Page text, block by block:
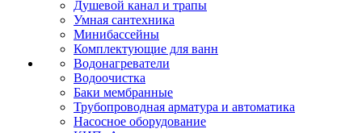
Душевой канал и трапы
Умная сантехника
Минибассейны
Комплектующие для ванн
Водонагреватели
Водоочистка
Баки мембранные
Трубопроводная арматура и автоматика
Насосное оборудование